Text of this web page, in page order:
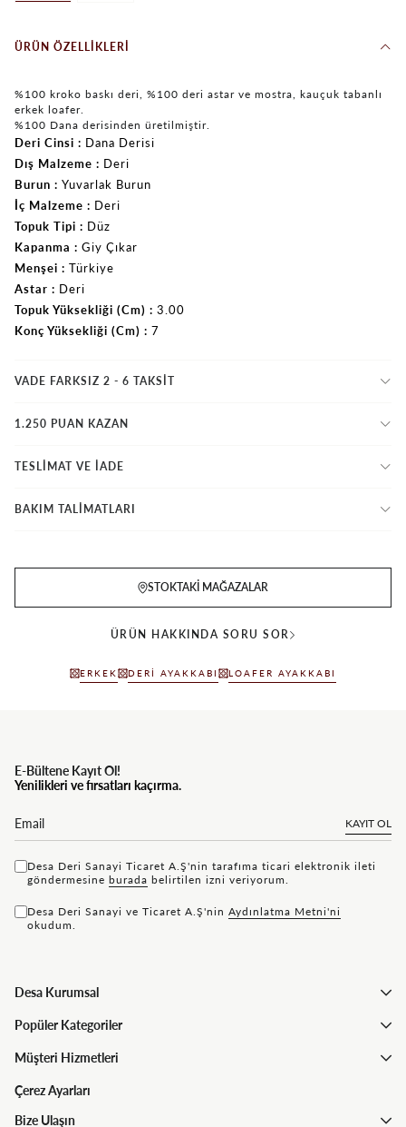
ÜRÜN ÖZELLIKLERI
%100 kroko baskı deri, %100 deri astar ve mostra, kauçuk tabanlı
erkek loafer.
%100 Dana derisinden üretilmiştir.
Deri Cinsi
Dana Derisi
Dış Malzeme
Deri
Burun
Yuvarlak Burun
İç Malzeme
Deri
Topuk Tipi
Düz
Kapanma
Giy Çıkar
Menşei
Türkiye
Astar
Deri
Topuk Yüksekliği (Cm)
3.00
Konç Yüksekliği (Cm)
7
VADE FARKSIZ 2 - 6 TAKSIT
1.250 PUAN KAZAN
TESLİMAT VE İADE
BAKIM TALİMATLARI
STOKTAKI MAĞAZALAR
ÜRÜN HAKKINDA SORU SOR
ERKEK DERI AYAKKABI LOAFER AYAKKABI
E-Bültene Kayıt Ol!
Yenilikleri ve fırsatları kaçırma.
KAYIT OL
Desa Deri Sanayi Ticaret A.Ş'nin tarafıma ticari elektronik ileti
göndermesine bu rada belirtilen izni veriyorum.
Desa Deri Sanayi ve Ticaret A.Ş'nin Aydınlatma Metni'ni
okudum.
Desa Kurumsal
Popüler Kategoriler
Müşteri Hizmetleri
Çerez Ayarları
Bize Ulaşın